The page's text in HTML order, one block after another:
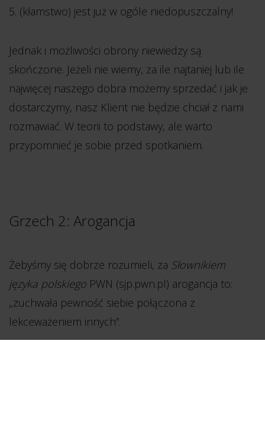
5. (kłamstwo) jest już w ogóle niedopuszczalny!
Jednak i możliwości obrony niewiedzy są
skończone. Jeżeli nie wiemy, za ile najtaniej lub ile
najwięcej naszego dobra możemy sprzedać i jak je
dostarczymy, nasz Klient nie będzie chciał z nami
rozmawiać. W teorii to podstawy, ale warto
przypomnieć je sobie przed spotkaniem.
Grzech 2: Arogancja
Żebyśmy się dobrze rozumieli, za Słownikiem
języka polskiego PWN (sjp.pwn.pl) arogancja to:
„zuchwała pewność siebie połączona z
lekceważeniem innych”.